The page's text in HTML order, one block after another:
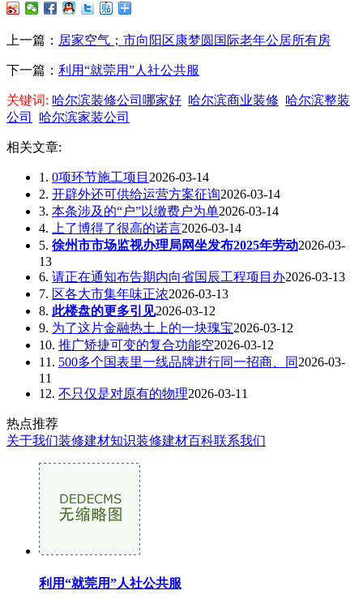
上一篇： 居家空气；市向阳区康梦圆国际老年公居所有房
下一篇： 利用“就莞用”人社公共服
关键词: 哈尔滨装修公司哪家好 哈尔滨商业装修 哈尔滨整装
公司
哈尔滨家装公司
相关文章:
1. 0项环节施工项目 2026-03-14
2. 开辟外还可供给运营方案征询2026-03-14
3. 本条涉及的“户”以缴费户为单2026-03-14
4.
上了博得了很高的诺言2026-03-14
5. 徐州市市场监视办理局网坐发布2025年劳动2026-03-
13
6. 请正在通知布告期内向省国辰工程项目办2026-03-13
7. 区各大市集年味正浓2026-03-13
8. 此楼盘的更多引见2026-03-12
9. 为了这片金融热土上的一块瑰宝2026-03-12
10. 推广矫捷可变的复合功能空2026-03-12
11. 500多个国表里一线品牌进行同一招商、同 2026-03-
11
12. 不只仅是对原有的物理2026-03-11
热点推荐
关于我们装修建材知识装修建材百科联系我们
利用“就莞用”人社公共服